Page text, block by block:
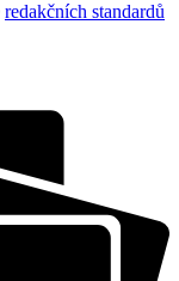
redakčních standardů